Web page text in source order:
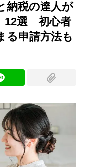
納税の達人が
12選 初心者
る申請方法も